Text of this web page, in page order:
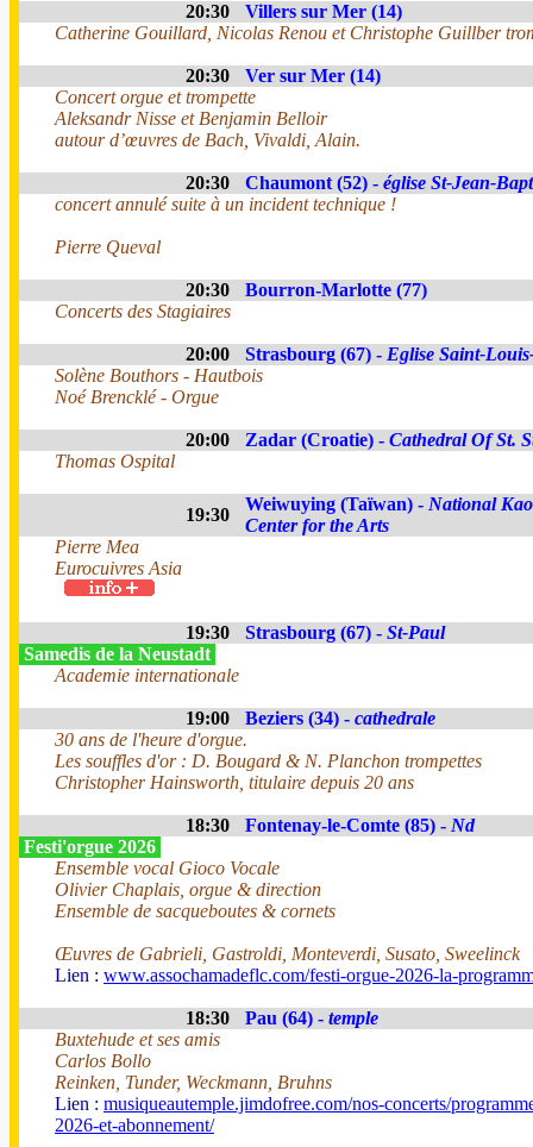
20:30
Villers sur Mer (14)
Catherine Gouillard, Nicolas Renou et Christophe Guillber
20:30
Ver sur Mer (14)
Concert orgue et trompette
Aleksandr Nisse et Benjamin Belloir
autour d’œuvres de Bach, Vivaldi, Alain.
20:30 Chaumont (52) - église St-Jean-
concert annulé suite à un incident technique !
Pierre Queval
20:30
Bourron-Marlotte (77)
Concerts des Stagiaires
20:00 Strasbourg (67) - Eglise Saint-
Solène Bouthors - Hautbois
Noé Brencklé - Orgue
20:00 Zadar (Croatie) - Cathedral Of St.
Thomas Ospital
19:30
Weiwuying (Taïwan) - National
Center for the Arts
Pierre Mea
Eurocuivres Asia
19:30 Strasbourg (67) - St-Paul
Samedis de la Neustadt
Academie internationale
19:00 Beziers (34) - cathedrale
30 ans de l'heure d'orgue.
Les souffles d'or : D. Bougard & N. Planchon trompettes
Christopher Hainsworth, titulaire depuis 20 ans
18:30 Fontenay-le-Comte (85) - Nd
Festi'orgue 2026
Ensemble vocal Gioco Vocale
Olivier Chaplais, orgue & direction
Ensemble de sacqueboutes & cornets
Œuvres de Gabrieli, Gastroldi, Monteverdi, Susato, Sweelinck
Lien : www.assochamadeflc.com/festi-orgue-2026-la-
18:30 Pau (64) - temple
Buxtehude et ses amis
Carlos Bollo
Reinken, Tunder, Weckmann, Bruhns
Lien : musiqueautemple.jimdofree.com/nos-concerts/
2026-et-abonnement/